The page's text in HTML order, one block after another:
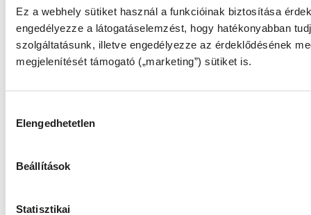
Ez a webhely sütiket használ a funkcióinak biztosítása
engedélyezze a látogatáselemzést, hogy hatékonyabban
szolgáltatásunk, illetve engedélyezze az érdeklődésének
megjelenítését támogató („marketing”) sütiket is.
kiválasztása
Elengedhetetlen
Beállítások
Statisztikai